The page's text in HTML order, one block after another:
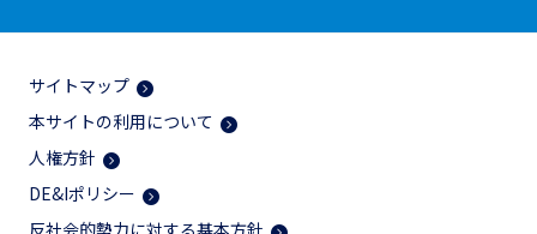
サイトマップ
本サイトの利用について
人権方針
DE&Iポリシー